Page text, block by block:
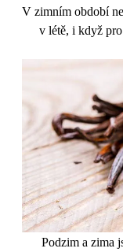
V zimním období
v létě, i když
Podzim a zima